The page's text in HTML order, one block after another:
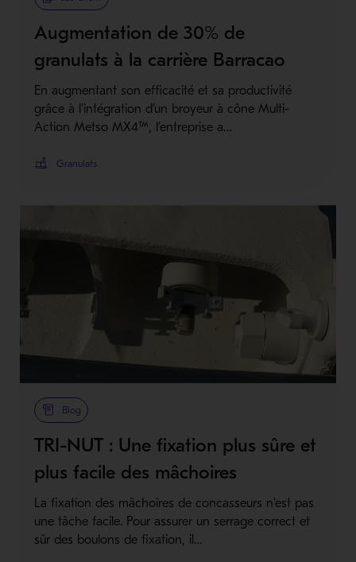
Augmentation de 30% de
granulats à la carrière Barracao
En augmentant son efficacité et sa productivité
grâce à l'intégration d’un broyeur à cône Multi-
Action Metso MX4™, l’entreprise a…
Granulats
Blog
TRI-NUT : Une fixation plus sûre et
plus facile des mâchoires
La fixation des mâchoires de concasseurs n'est pas
une tâche facile. Pour assurer un serrage correct et
sûr des boulons de fixation, il…